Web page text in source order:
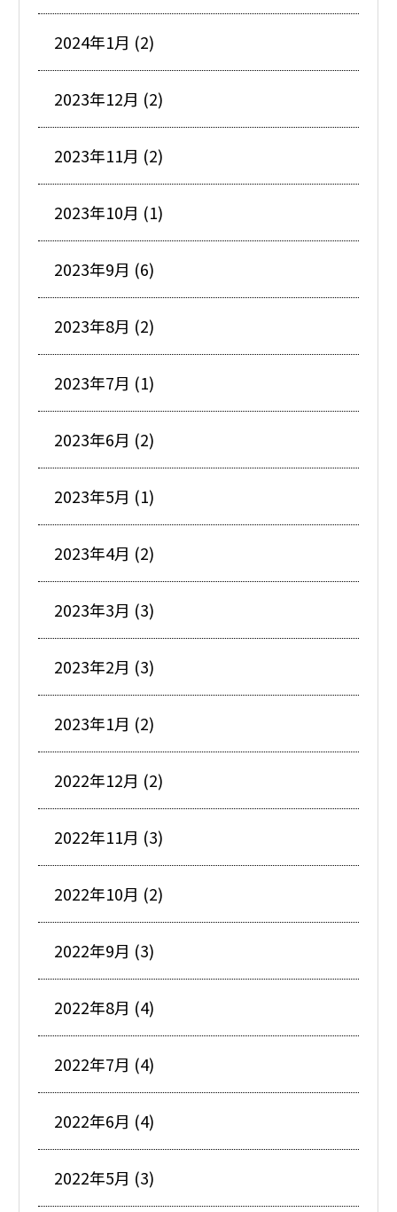
2024年1月 (2)
2023年12月 (2)
2023年11月 (2)
2023年10月 (1)
2023年9月 (6)
2023年8月 (2)
2023年7月 (1)
2023年6月 (2)
2023年5月 (1)
2023年4月 (2)
2023年3月 (3)
2023年2月 (3)
2023年1月 (2)
2022年12月 (2)
2022年11月 (3)
2022年10月 (2)
2022年9月 (3)
2022年8月 (4)
2022年7月 (4)
2022年6月 (4)
2022年5月 (3)